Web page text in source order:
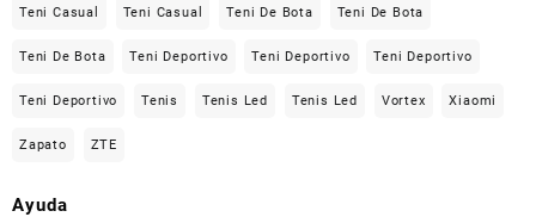
Teni Casual Teni Casual Teni De Bota Teni De Bota
Teni De Bota Teni Deportivo Teni Deportivo Teni Deportivo
Teni Deportivo Tenis Tenis Led Tenis Led Vortex Xiaomi
Zapato ZTE
Ayuda